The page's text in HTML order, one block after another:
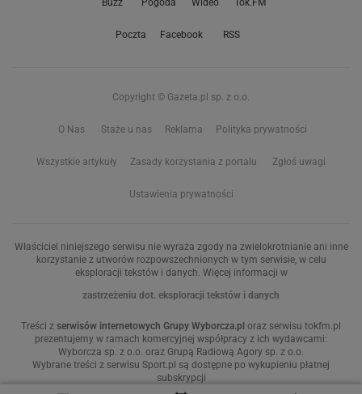
Buzz Pogoda Wideo Tok.FM
Poczta Facebook RSS
Copyright © Gazeta.pl sp. z o.o.
O Nas Staże u nas Reklama Polityka prywatności
Wszystkie artykuły Zasady korzystania z portalu Zgłoś uwagi
Ustawienia prywatności
Właściciel niniejszego serwisu nie wyraża zgody na zwielokrotnianie ani inne
korzystanie z utworów rozpowszechnionych w tym serwisie, w celu
eksploracji tekstów i danych. Więcej informacji w
zastrzeżeniu dot. eksploracji tekstów i danych
Treści z serwisów internetowych Grupy Wyborcza.pl oraz serwisu tokfm.pl
prezentujemy w ramach komercyjnej współpracy z ich wydawcami:
Wyborcza sp. z o.o. oraz Grupą Radiową Agory sp. z o.o.
Wybrane treści z serwisu Sport.pl są dostępne po wykupieniu płatnej
subskrypcji